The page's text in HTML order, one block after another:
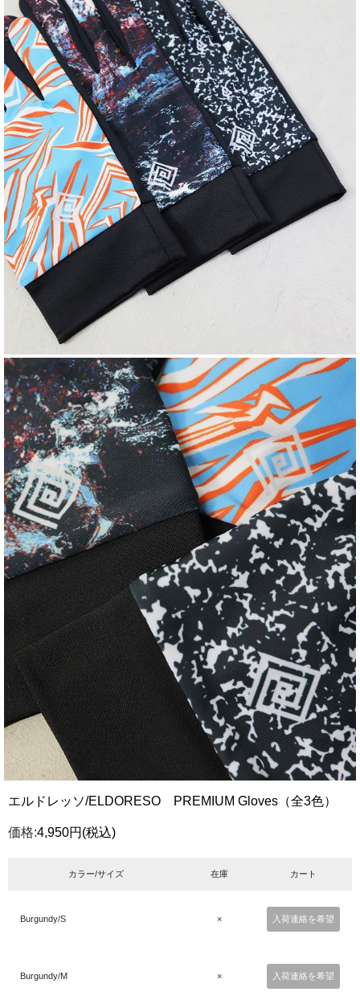
エルドレッソ/ELDORESO PREMIUM Gloves（全3色）
価格:4,950円 (税込)
カラー/サイズ 在庫 カート
Burgundy/S × 入荷連絡を希望
Burgundy/M × 入荷連絡を希望